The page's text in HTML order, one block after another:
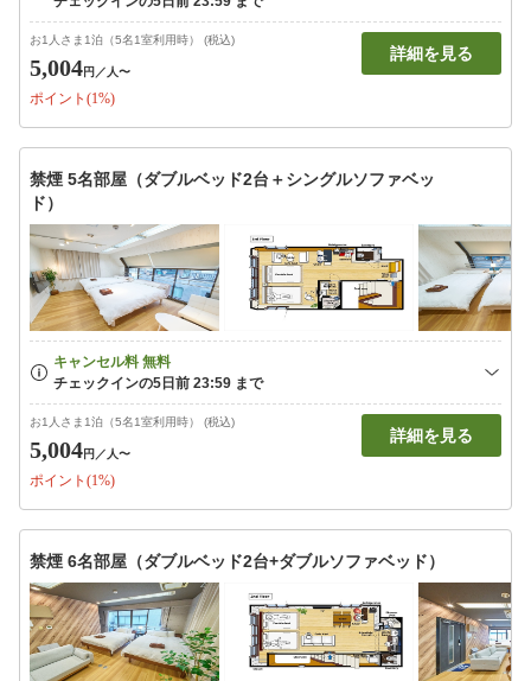
お1人さま1泊（5名1室利用時） (税込)
5,004円 ／人〜
ポイント(1%)
詳細を見る
禁煙 5名部屋（ダブルベッド2台＋シングルソファベッ
ド）
お1人さま1泊（5名1室利用時） (税込)
5,004円 ／人〜
ポイント(1%)
詳細を見る
禁煙 6名部屋（ダブルベッド2台+ダブルソファベッド）